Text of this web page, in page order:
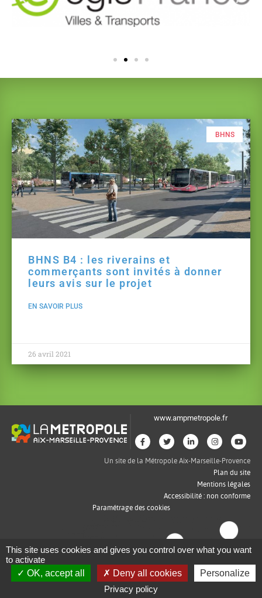
BHNS
BHNS B4 : les riverains et
commerçants sont invités à donner
leurs avis sur le projet
EN SAVOIR PLUS
26 avril 2021
www.ampmetropole.fr
Un site de la Métropole Aix-Marseille-Provence
Plan du site
Mentions légales
Accessibilité : non conforme
Paramétrage des cookies
This site uses cookies and gives you control over what you want
to activate
OK, accept all
Deny all cookies
Personalize
Privacy policy